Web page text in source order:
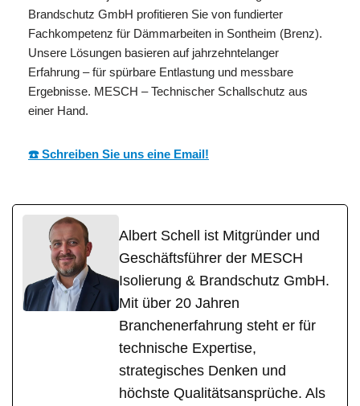
Brandschutz GmbH profitieren Sie von fundierter
Fachkompetenz für Dämmarbeiten in Sontheim (Brenz).
Unsere Lösungen basieren auf jahrzehntelanger
Erfahrung – für spürbare Entlastung und messbare
Ergebnisse. MESCH – Technischer Schallschutz aus
einer Hand.
☎️ Schreiben Sie uns eine Email!
Albert Schell ist Mitgründer und
Geschäftsführer der MESCH
Isolierung & Brandschutz GmbH.
Mit über 20 Jahren
Branchenerfahrung steht er für
technische Expertise,
strategisches Denken und
höchste Qualitätsansprüche. Als